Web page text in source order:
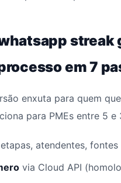
streak
em 7
enxuta para quem
para PMEs entre 5 e
atendentes, fontes
via Cloud API